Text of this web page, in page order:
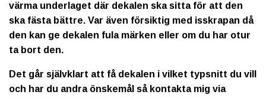
värma underlaget där dekalen ska sitta för att den
ska fästa bättre. Var även försiktig med isskrapan då
den kan ge dekalen fula märken eller om du har otur
ta bort den.
Det går självklart att få dekalen i vilket typsnitt du vill
och har du andra önskemål så kontakta mig via